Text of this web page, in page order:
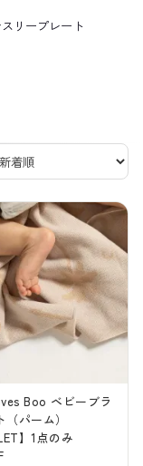
リープレート
Boo ベビーブラ
パーム）
】1点のみ